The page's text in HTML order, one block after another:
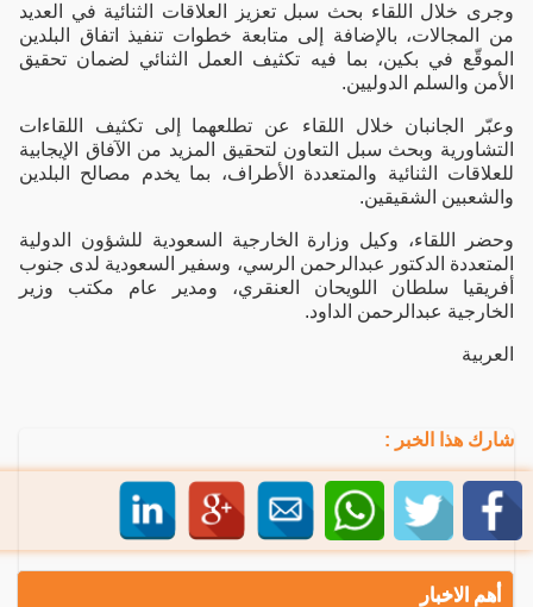
وجرى خلال اللقاء بحث سبل تعزيز العلاقات الثنائية في العديد
من المجالات، بالإضافة إلى متابعة خطوات تنفيذ اتفاق البلدين
الموقّع في بكين، بما فيه تكثيف العمل الثنائي لضمان تحقيق
الأمن والسلم الدوليين.
وعبّر الجانبان خلال اللقاء عن تطلعهما إلى تكثيف اللقاءات
التشاورية وبحث سبل التعاون لتحقيق المزيد من الآفاق الإيجابية
للعلاقات الثنائية والمتعددة الأطراف، بما يخدم مصالح البلدين
والشعبين الشقيقين.
وحضر اللقاء، وكيل وزارة الخارجية السعودية للشؤون الدولية
المتعددة الدكتور عبدالرحمن الرسي، وسفير السعودية لدى جنوب
أفريقيا سلطان اللويحان العنقري، ومدير عام مكتب وزير
الخارجية عبدالرحمن الداود.
العربية
شارك هذا الخبر :
أهم الاخبار